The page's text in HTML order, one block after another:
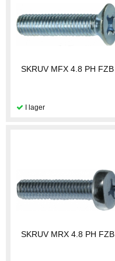
SKRUV MFX 4.8 PH FZB
SKRUV MRX 4.8 PH FZB